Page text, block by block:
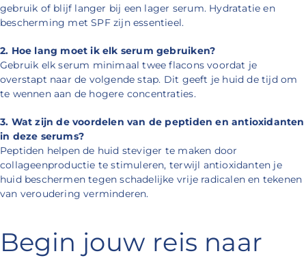
gebruik of blijf langer bij een lager serum. Hydratatie en
bescherming met SPF zijn essentieel.
2. Hoe lang moet ik elk serum gebruiken?
Gebruik elk serum minimaal twee flacons voordat je
overstapt naar de volgende stap. Dit geeft je huid de tijd om
te wennen aan de hogere concentraties.
3. Wat zijn de voordelen van de peptiden en antioxidanten
in deze serums?
Peptiden helpen de huid steviger te maken door
collageenproductie te stimuleren, terwijl antioxidanten je
huid beschermen tegen schadelijke vrije radicalen en tekenen
van veroudering verminderen.
Begin jouw reis naar